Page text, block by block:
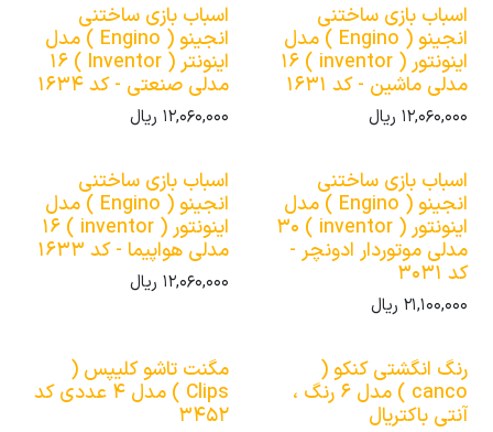
اسباب بازی ساختنی
انجینو ( Engino ) مدل
اینونتور ( inventor ) 16
مدلی ماشین - کد 1631
12,060,000 ریال
اسباب بازی ساختنی
انجینو ( Engino ) مدل
اینونتر ( Inventor ) 16
مدلی صنعتی - کد 1634
12,060,000ریال
اسباب بازی ساختنی
انجینو ( Engino ) مدل
اینونتور ( inventor ) 30
مدلی موتوردار ادونچر -
کد 3031
21,100,000 ریال
اسباب بازی ساختنی
انجینو ( Engino ) مدل
اینونتور ( inventor ) 16
مدلی هواپیما - کد 1633
12,060,000ریال
رنگ انگشتی کنکو (
canco ) مدل 6 رنگ ،
آنتی باکتریال
مگنت تاشو کلیپس (
Clips ) مدل 4 عددی کد
3452